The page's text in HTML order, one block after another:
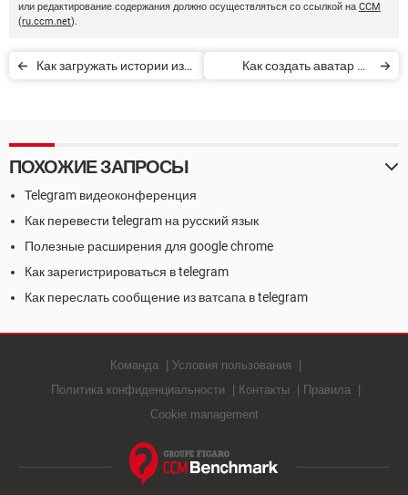
или редактирование содержания должно осуществляться со ссылкой на CCM
(ru.ccm.net).
Как загружать истории из
Как создать аватар на
ПОХОЖИЕ ЗАПРОСЫ
Telegram видеоконференция
Как перевести telegram на русский язык
Полезные расширения для google chrome
Как зарегистрироваться в telegram
Как переслать сообщение из ватсапа в telegram
Команда
Условия пользования
Политика конфиденциальности
Контакты
Правила
Cookie management